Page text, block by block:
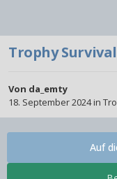
Trophy
Von da_emty
18. September 2024in
Auf